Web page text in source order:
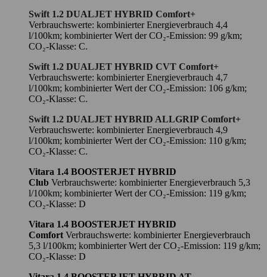
Swift 1.2 DUALJET HYBRID Comfort+
Verbrauchswerte: kombinierter Energieverbrauch 4,4
l/100km; kombinierter Wert der CO₂-Emission: 99 g/km;
CO₂-Klasse: C.
Swift 1.2 DUALJET HYBRID CVT Comfort+
Verbrauchswerte: kombinierter Energieverbrauch 4,7
l/100km; kombinierter Wert der CO₂-Emission: 106 g/km;
CO₂-Klasse: C.
Swift 1.2 DUALJET HYBRID ALLGRIP Comfort+
Verbrauchswerte: kombinierter Energieverbrauch 4,9
l/100km; kombinierter Wert der CO₂-Emission: 110 g/km;
CO₂-Klasse: C.
Vitara 1.4 BOOSTERJET HYBRID
Club Verbrauchswerte: kombinierter Energieverbrauch 5,3
l/100km; kombinierter Wert der CO₂-Emission: 119 g/km;
CO₂-Klasse: D
Vitara 1.4 BOOSTERJET HYBRID
Comfort Verbrauchswerte: kombinierter Energieverbrauch
5,3 l/100km; kombinierter Wert der CO₂-Emission: 119 g/km;
CO₂-Klasse: D